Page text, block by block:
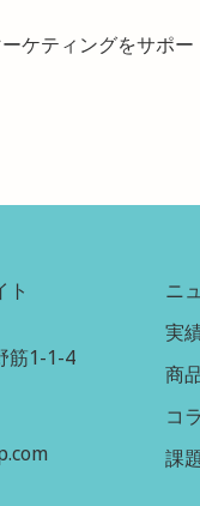
ティングをサポー
ト
筋1-1-4
ニ
実
商
コ
課